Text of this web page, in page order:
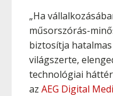
„Ha
műsorszórás-
biztosítja
világszerte,
technológiai
az AEG Digital